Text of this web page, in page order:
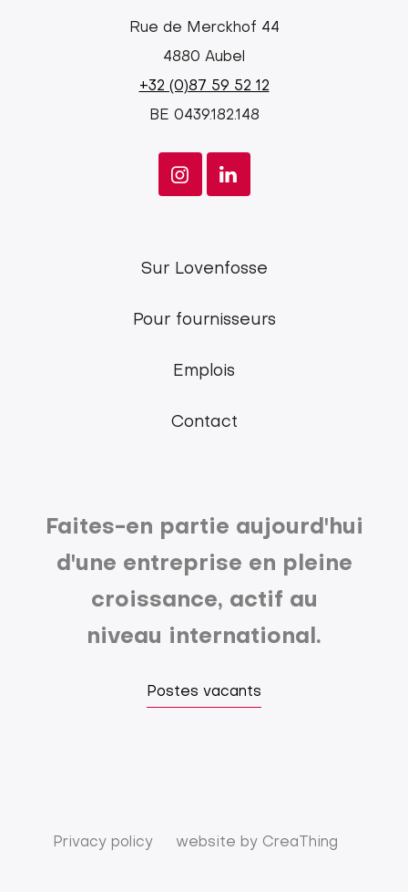
Rue de Merckhof 44
4880 Aubel
+32 (0)87 59 52 12
BE 0439.182.148
Lovenfosse
menu
Sur Lovenfosse
Pour fournisseurs
Emplois
Contact
Faites-en partie aujourd'hui
d'une entreprise en pleine
croissance, actif au
niveau international.
Postes vacants
Privacy policy website by CreaThing